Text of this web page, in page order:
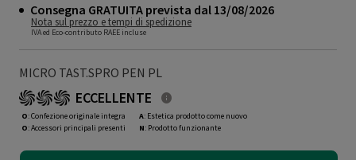
Consegna GRATUITA prevista dal 13/08/2026
Nota sul prezzo e tempi di spedizione
IVA ed Eco-contributo RAEE incluse
MICRO TAST.SPRO PEN PL
ECCELLENTE
O: Confezione originale integra
O: Accessori principali presenti
A: Estetica prodotto come nuovo
N: Prodotto funzionante